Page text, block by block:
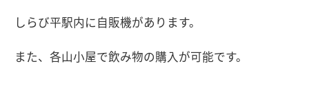
しらび平駅内に自販機があります。
また、各山小屋で飲み物の購入が可能です。